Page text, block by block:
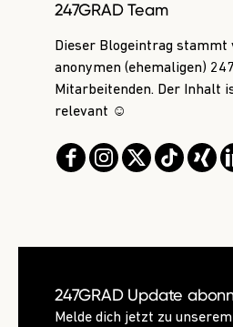
247GRAD Team
Dieser Blogeintrag stammt
anonymen (ehemaligen)
Mitarbeitenden. Der Inhalt
relevant ☺️
247GRAD Update
Melde dich jetzt zu